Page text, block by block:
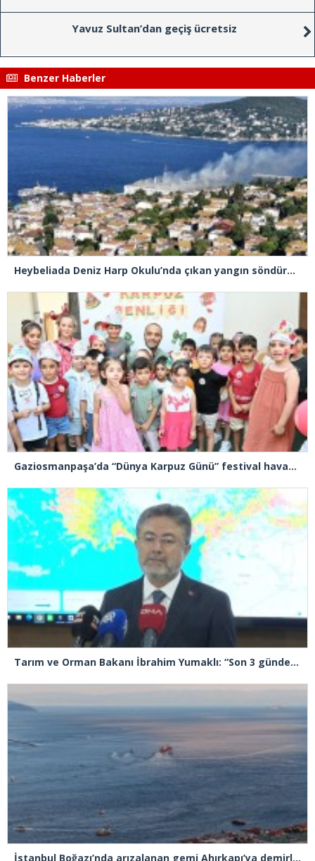
Yavuz Sultan’dan geçiş ücretsiz
Benzer Haberler
Heybeliada Deniz Harp Okulu’nda çıkan yangın söndürüldü
Gaziosmanpaşa’da “Dünya Karpuz Günü” festival havasında kutlandı
Tarım ve Orman Bakanı İbrahim Yumaklı: “Son 3 günde 260 yangına müdahale ettik, 258’i kontrol altına aldık”
İstanbul Boğazı’nda arızalanan gemi Ahırkapı’ya demirlendi